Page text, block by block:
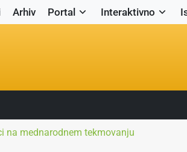
Arhiv Portal Interaktivno
na mednarodnem tekmovanju